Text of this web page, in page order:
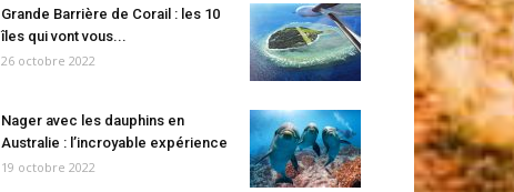
Grande Barrière de Corail : les 10
îles qui vont vous...
26 octobre 2022
Nager avec les dauphins en
Australie : l’incroyable expérience
19 octobre 2022